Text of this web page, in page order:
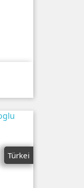
Türkei